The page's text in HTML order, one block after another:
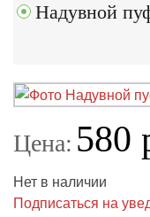
Надувной
Цена: 580
Нет в наличии
Подписаться на